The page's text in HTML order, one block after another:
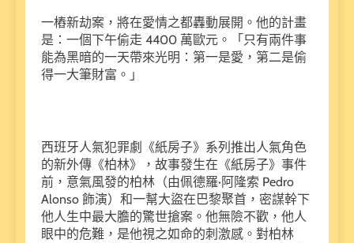
一樁新劫案，將在愛情之都轟動展開。他的計畫
是：一個下午偷走 4400 萬歐元。「只有兩件事
能為黑暗的一天帶來光明：第一是愛，第二是偷
得一大筆財富。」
西班牙人氣犯罪劇《紙房子》系列推出人氣角色
的新外傳《柏林》，故事發生在《紙房子》事件
前，意氣風發的柏林（由佩德羅·阿隆索 Pedro
Alonso 飾演）和一幫大盜在巴黎聚首，密謀幹下
他人生中最大膽的驚世搶案。他無險不歡，他人
眼中的危難，是他視之如命的刺激感。對柏林